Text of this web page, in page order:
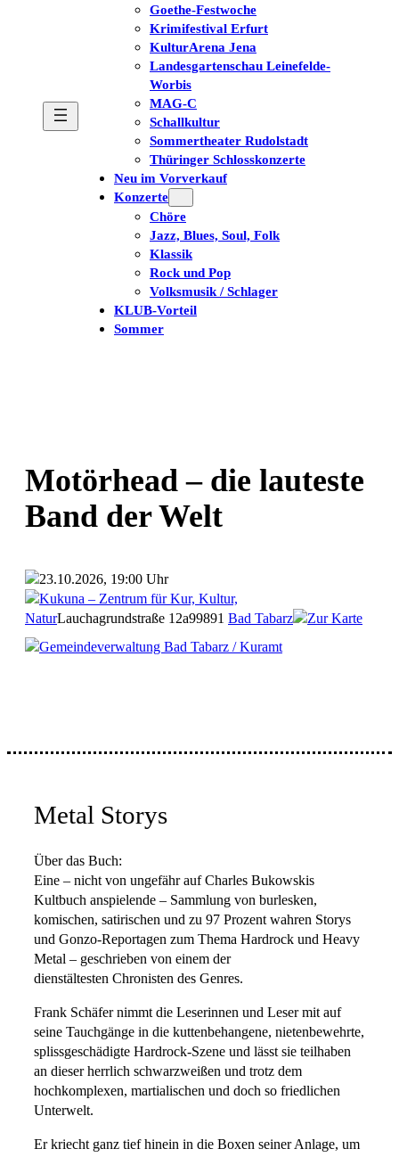
Goethe-Festwoche
Krimifestival Erfurt
KulturArena Jena
Landesgartenschau Leinefelde-
Worbis
MAG-C
Schallkultur
Sommertheater Rudolstadt
Thüringer Schlosskonzerte
Neu im Vorverkauf
Konzerte
Chöre
Jazz, Blues, Soul, Folk
Klassik
Rock und Pop
Volksmusik / Schlager
KLUB-Vorteil
Sommer
Motörhead – die lauteste
Band der Welt
23.10.2026, 19:00 Uhr
Kukuna – Zentrum für Kur, Kultur,
NaturLauchagrundstraße 12a99891 Bad Tabarz
Zur Karte
Gemeindeverwaltung Bad Tabarz / Kuramt
Metal Storys
Über das Buch:
Eine – nicht von ungefähr auf Charles Bukowskis
Kultbuch anspielende – Sammlung von burlesken,
komischen, satirischen und zu 97 Prozent wahren Storys
und Gonzo-Reportagen zum Thema Hardrock und Heavy
Metal – geschrieben von einem der
dienstältesten Chronisten des Genres.
Frank Schäfer nimmt die Leserinnen und Leser mit auf
seine Tauchgänge in die kuttenbehangene, nietenbewehrte,
splissgeschädigte Hardrock-Szene und lässt sie teilhaben
an dieser herrlich schwarzweißen und trotz dem
hochkomplexen, martialischen und doch so friedlichen
Unterwelt.
Er kriecht ganz tief hinein in die Boxen seiner Anlage, um